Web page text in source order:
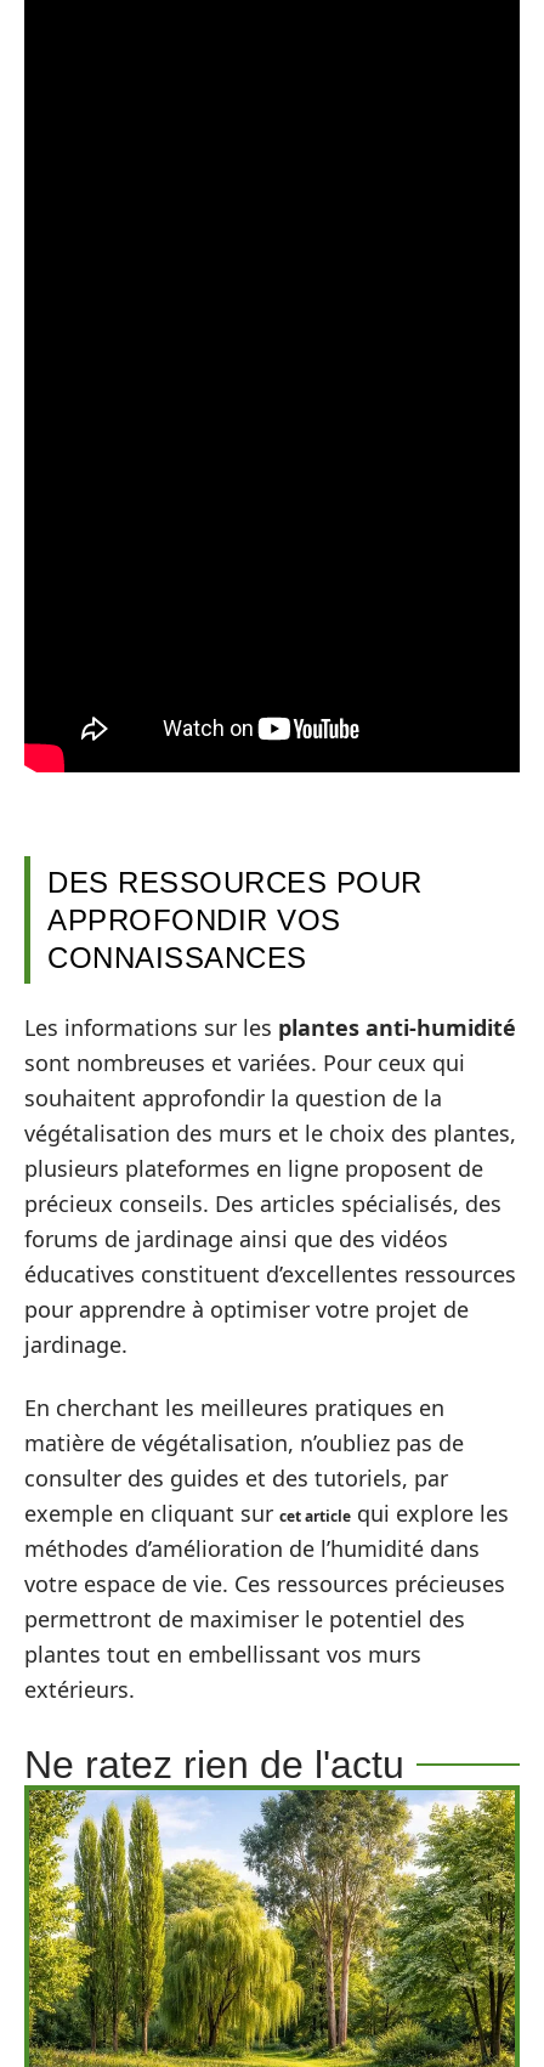
DES RESSOURCES POUR
APPROFONDIR VOS
CONNAISSANCES
Les informations sur les plantes anti-humidité
sont nombreuses et variées. Pour ceux qui
souhaitent approfondir la question de la
végétalisation des murs et le choix des plantes,
plusieurs plateformes en ligne proposent de
précieux conseils. Des articles spécialisés, des
forums de jardinage ainsi que des vidéos
éducatives constituent d’excellentes ressources
pour apprendre à optimiser votre projet de
jardinage.
En cherchant les meilleures pratiques en
matière de végétalisation, n’oubliez pas de
consulter des guides et des tutoriels, par
exemple en cliquant sur cet article qui explore les
méthodes d’amélioration de l’humidité dans
votre espace de vie. Ces ressources précieuses
permettront de maximiser le potentiel des
plantes tout en embellissant vos murs
extérieurs.
Ne ratez rien de l'actu